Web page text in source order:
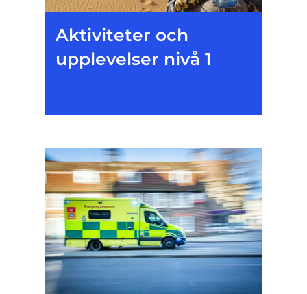
Aktiviteter och
upplevelser nivå 1